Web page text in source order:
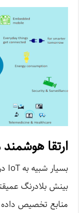
ارتقا
بینش بلادرنگ
منابع تخصیص